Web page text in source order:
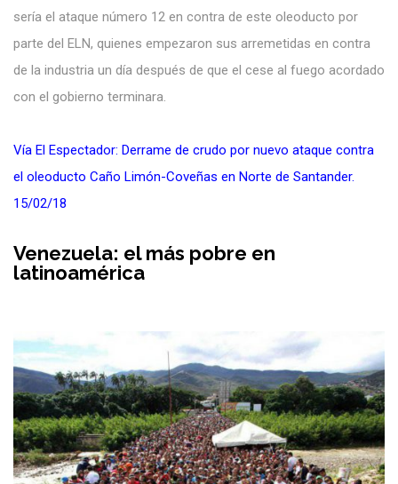
sería el ataque número 12 en contra de este oleoducto por
parte del ELN, quienes empezaron sus arremetidas en contra
de la industria un día después de que el cese al fuego acordado
con el gobierno terminara.
Vía El Espectador: Derrame de crudo por nuevo ataque contra
el oleoducto Caño Limón-Coveñas en Norte de Santander.
15/02/18
Venezuela: el más pobre en
latinoamérica